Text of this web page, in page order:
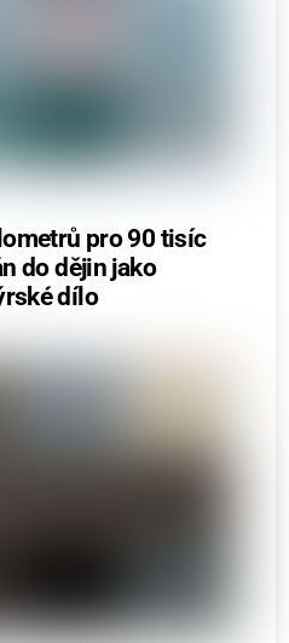
pro 90 tisíc
do dějin jako
dílo